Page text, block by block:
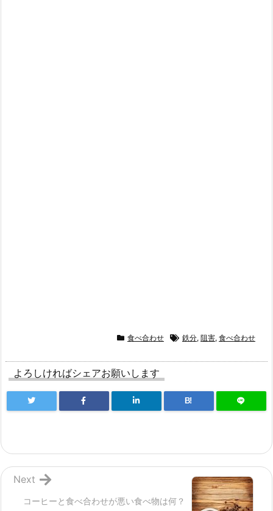
食べ合わせ 鉄分, 阻害, 食べ合わせ
よろしければシェアお願いします
B!
コーヒーと食べ合わせが悪い食べ物は何？
Next